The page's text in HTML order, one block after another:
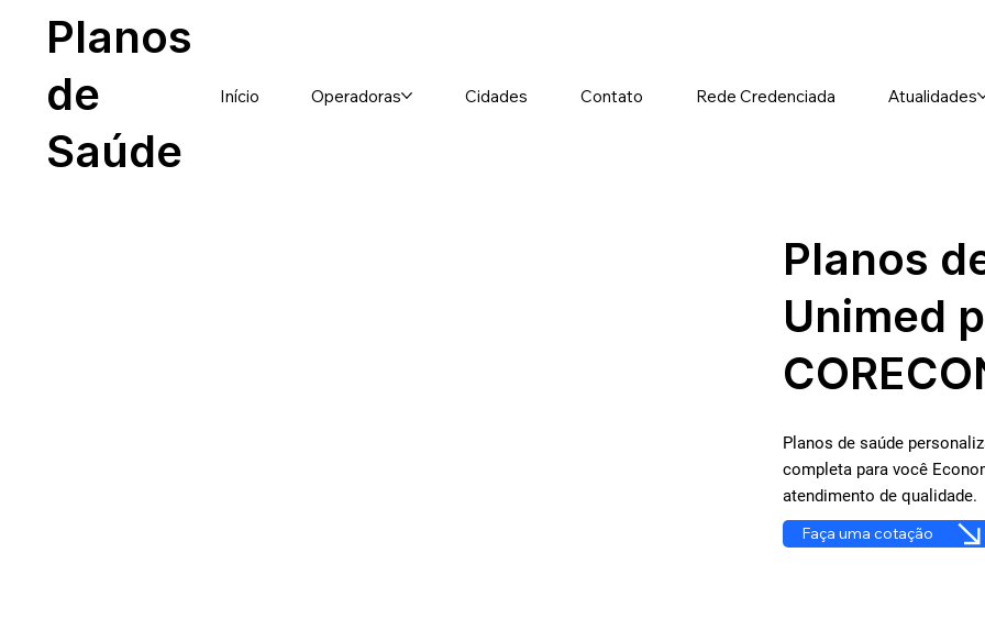
Planos
de
Saúde
Início Operadoras Cidades Contato Rede Credenciada Atualidades
Planos
Unimed
Planos de saúde
completa para você
atendimento de qualidade.
Faça uma cotação